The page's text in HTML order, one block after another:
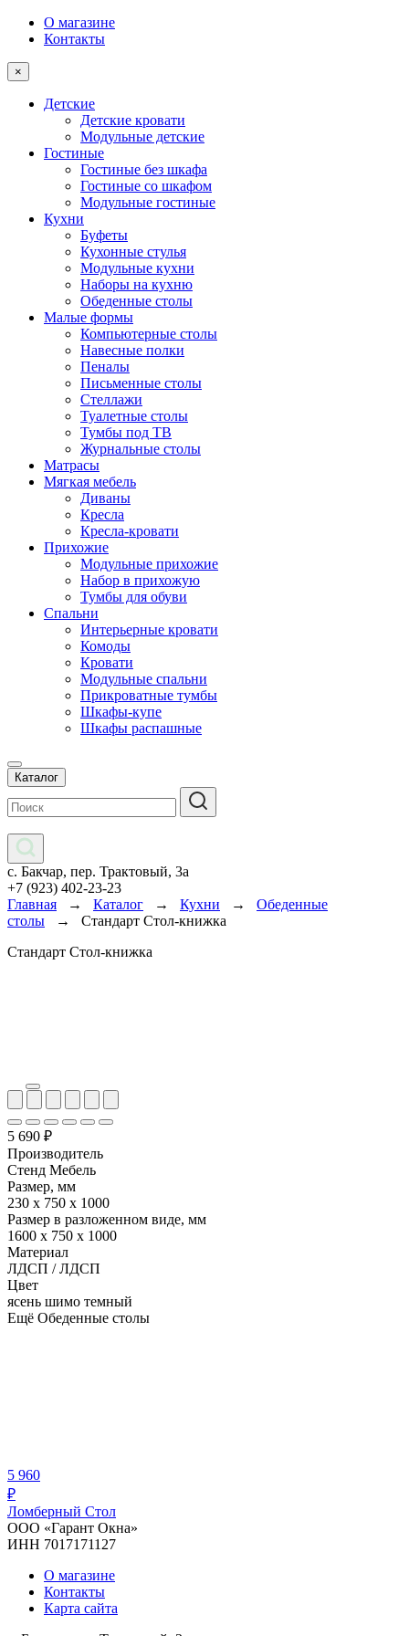
О магазине
Контакты
×
Детские
Детские кровати
Модульные детские
Гостиные
Гостиные без шкафа
Гостиные со шкафом
Модульные гостиные
Кухни
Буфеты
Кухонные стулья
Модульные кухни
Наборы на кухню
Обеденные столы
Малые формы
Компьютерные столы
Навесные полки
Пеналы
Письменные столы
Стеллажи
Туалетные столы
Тумбы под ТВ
Журнальные столы
Матрасы
Мягкая мебель
Диваны
Кресла
Кресла-кровати
Прихожие
Модульные прихожие
Набор в прихожую
Тумбы для обуви
Спальни
Интерьерные кровати
Комоды
Кровати
Модульные спальни
Прикроватные тумбы
Шкафы-купе
Шкафы распашные
Каталог
с. Бакчар, пер. Трактовый, 3а
+7 (923) 402-23-23
Главная → Каталог → Кухни → Обеденные
столы → Стандарт Стол-книжка
Стандарт Стол-книжка
5 690 ₽
Производитель
Стенд Мебель
Размер, мм
230 х 750 х 1000
Размер в разложенном виде, мм
1600 х 750 х 1000
Материал
ЛДСП / ЛДСП
Цвет
ясень шимо темный
Ещё Обеденные столы
5 960
₽
Ломберный Стол
ООО «Гарант Окна»
ИНН 7017171127
О магазине
Контакты
Карта сайта